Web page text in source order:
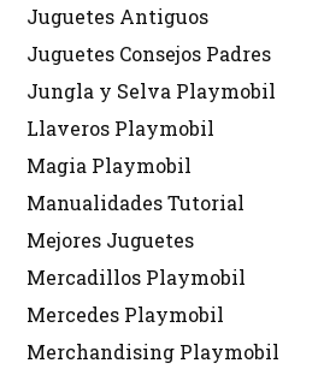
Juguetes Antiguos
Juguetes Consejos Padres
Jungla y Selva Playmobil
Llaveros Playmobil
Magia Playmobil
Manualidades Tutorial
Mejores Juguetes
Mercadillos Playmobil
Mercedes Playmobil
Merchandising Playmobil